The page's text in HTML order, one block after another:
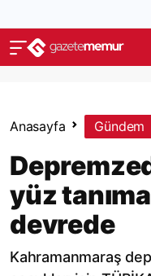
Anasayfa Gündem
yüz
devrede
Kahramanmaraş